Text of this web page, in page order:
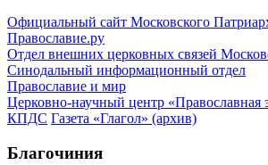
Официальный сайт Московского
Православие.ру
Отдел внешних церковных связей
Синодальный информационный отдел
Православие и мир
Церковно-научный центр «Православная
КПДС Газета «Глагол» (архив)
Благочиния